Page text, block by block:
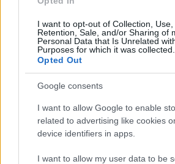
I want to opt-out of Collection, Use,
Retention, Sale, and/or Sharing of
Personal Data that Is Unrelated
Purposes for which it was collected.
Opted Out
Google consents
I want to allow Google to enable
related to advertising like cookies
device identifiers in apps.
I want to allow my user data to be
nourrissent les bonnes bactéries
Ces fibres contribuent également
d'acides gras à chaîne courte. Ces
réduire l'inflammation intestinale,
à prévenir les troubles digestifs
l'équilibre de la flore intestinale.
Consommer des noix de
pour la santé intestinale. Elles
apportent à l'organisme des